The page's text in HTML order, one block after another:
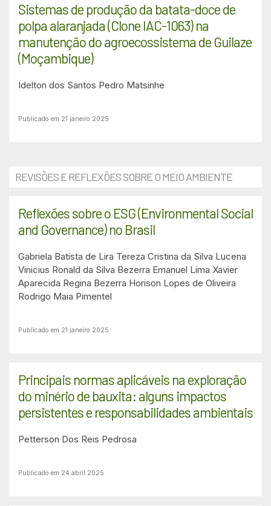
Sistemas de produção da batata-doce de
polpa alaranjada (Clone IAC-1063) na
manutenção do agroecossistema de Guilaze
(Moçambique)
Idelton dos Santos Pedro Matsinhe
Publicado em 21 janeiro 2025
REVISÕES E REFLEXÕES SOBRE O MEIO AMBIENTE
Reflexões sobre o ESG (Environmental Social
and Governance) no Brasil
Gabriela Batista de Lira Tereza Cristina da Silva Lucena
Vinicius Ronald da Silva Bezerra Emanuel Lima Xavier
Aparecida Regina Bezerra Horison Lopes de Oliveira
Rodrigo Maia Pimentel
Publicado em 21 janeiro 2025
Principais normas aplicáveis na exploração
do minério de bauxita: alguns impactos
persistentes e responsabilidades ambientais
Petterson Dos Reis Pedrosa
Publicado em 24 abril 2025